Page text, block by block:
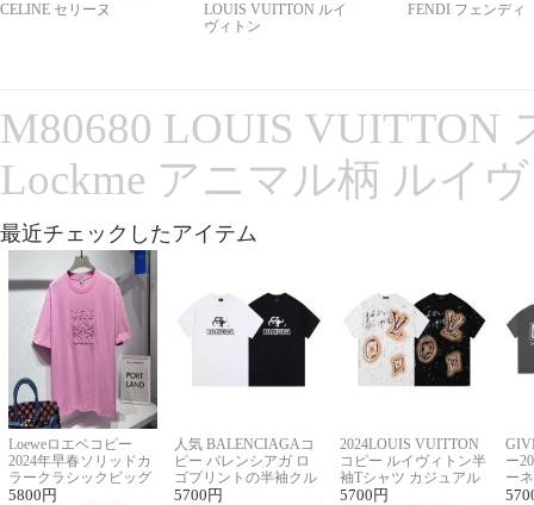
CELINE セリーヌ
LOUIS VUITTON ルイ
ヴィトン
FENDI フェンディ
M80680 LOUIS VUITTON
Lockme アニマル柄 ルイ
最近チェックしたアイテム
Loeweロエベコピー
2024年早春ソリッドカ
ラークラシックビッグ
ロゴ刺繍Tシャツ
5800 円
人気 BALENCIAGAコ
ピー バレンシアガ ロ
ゴプリントの半袖クル
ーネックTシャツ
5700 円
2024LOUIS VUITTON
コピー ルイヴィトン半
袖Tシャツ カジュアル
に馴染む 2色展開
5700 円
ー
ー
ー